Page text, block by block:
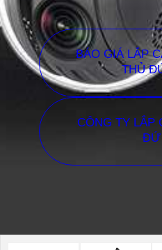
BÁO GIÁ LẮP
THỦ
CÔNG TY LẮP